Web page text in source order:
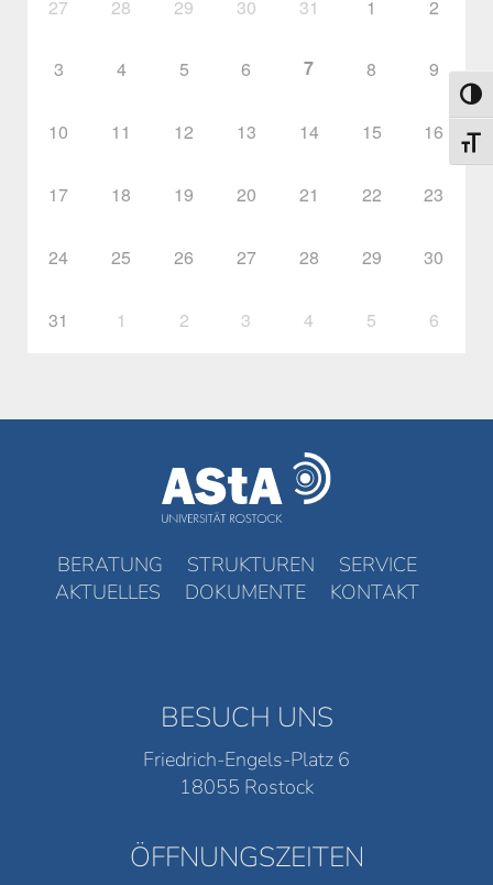
27 28 29 30 31 1 2
3 4 5 6 7 8 9
10 11 12 13 14 15 16
17 18 19 20 21 22 23
24 25 26 27 28 29 30
31 1 2 3 4 5 6
BERATUNG STRUKTUREN
SERVICE
AKTUELLES
DOKUMENTE KONTAKT
BESUCH UNS
Friedrich-Engels-Platz 6
18055 Rostock
ÖFFNUNGSZEITEN